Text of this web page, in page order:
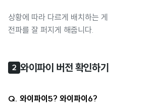
상황에 따라 다르게 배치하는 게
전파를 잘 퍼지게 해줍니다.
2 와이파이 버전 확인하기
Q. 와이파이5? 와이파이6?